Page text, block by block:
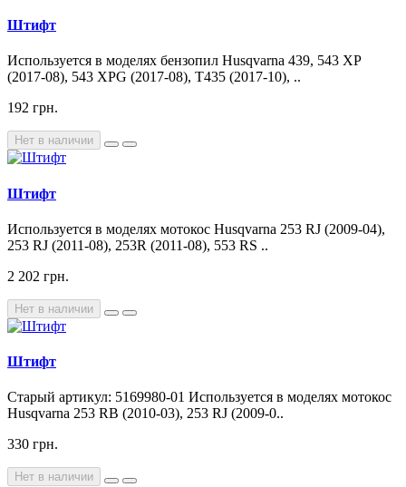
Штифт
Используется в моделях бензопил Husqvarna 439, 543 XP
(2017-08), 543 XPG (2017-08), T435 (2017-10), ..
192 грн.
Нет в наличии
Штифт
Используется в моделях мотокос Husqvarna 253 RJ (2009-04),
253 RJ (2011-08), 253R (2011-08), 553 RS ..
2 202 грн.
Нет в наличии
Штифт
Старый артикул: 5169980-01 Используется в моделях мотокос
Husqvarna 253 RB (2010-03), 253 RJ (2009-0..
330 грн.
Нет в наличии